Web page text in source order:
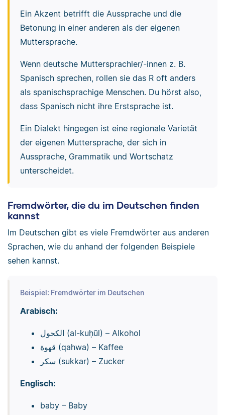
Ein Akzent betrifft die Aussprache und die
Betonung in einer anderen als der eigenen
Muttersprache.
Wenn deutsche Muttersprachler/-innen z. B.
Spanisch sprechen, rollen sie das R oft anders
als spanischsprachige Menschen. Du hörst also,
dass Spanisch nicht ihre Erstsprache ist.
Ein Dialekt hingegen ist eine regionale Varietät
der eigenen Muttersprache, der sich in
Aussprache, Grammatik und Wortschatz
unterscheidet.
Fremdwörter, die du im Deutschen finden
kannst
Im Deutschen gibt es viele Fremdwörter aus anderen
Sprachen, wie du anhand der folgenden Beispiele
sehen kannst.
Beispiel: Fremdwörter im Deutschen
Arabisch:
الكحول (al-kuḥūl) – Alkohol
قهوة (qahwa) – Kaffee
سكر (sukkar) – Zucker
Englisch:
baby – Baby